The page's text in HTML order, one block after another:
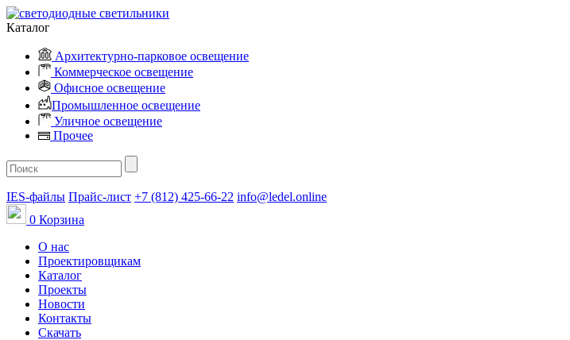
Каталог
Архитектурно-парковое освещение
Коммерческое освещение
Офисное освещение
Промышленное освещение
Уличное освещение
Прочее
IES-файлы Прайс-лист +7 (812) 425-66-22 info@ledel.online
0 Корзина
О нас
Проектировщикам
Каталог
Проекты
Новости
Контакты
Скачать